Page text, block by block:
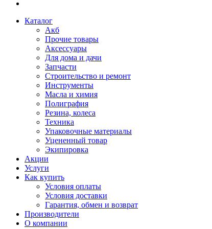
Каталог
Акб
Прочие товары
Аксессуары
Для дома и дачи
Запчасти
Строительство и ремонт
Инструменты
Масла и химия
Полиграфия
Резина, колеса
Техника
Упаковочные материалы
Уцененный товар
Экипировка
Акции
Услуги
Как купить
Условия оплаты
Условия доставки
Гарантия, обмен и возврат
Производители
О компании